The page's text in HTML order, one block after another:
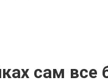
сам все